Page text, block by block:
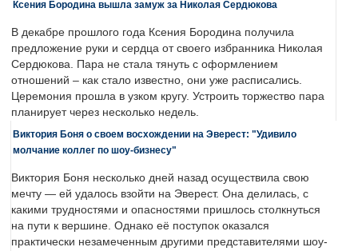
Ксения Бородина вышла замуж за Николая Сердюкова
В декабре прошлого года Ксения Бородина получила
предложение руки и сердца от своего избранника Николая
Сердюкова. Пара не стала тянуть с оформлением
отношений – как стало известно, они уже расписались.
Церемония прошла в узком кругу. Устроить торжество пара
планирует через несколько недель.
Виктория Боня о своем восхождении на Эверест: "Удивило
молчание коллег по шоу-бизнесу"
Виктория Боня несколько дней назад осуществила свою
мечту — ей удалось взойти на Эверест. Она делилась, с
какими трудностями и опасностями пришлось столкнуться
на пути к вершине. Однако её поступок оказался
практически незамеченным другими представителями шоу-